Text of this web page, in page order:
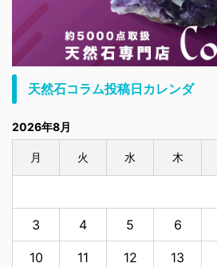
天然石コラム投稿日カレンダ
2026年8月
月 火 水 木
3 4 5 6
10 11 12 13